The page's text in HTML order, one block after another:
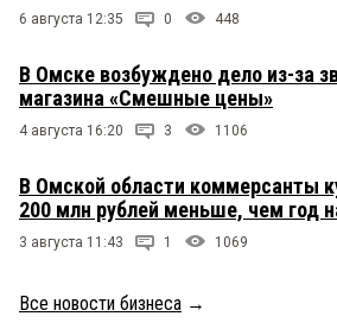
6 августа 12:35 0 448
В Омске возбуждено дело из-за
магазина «Смешные цены»
4 августа 16:20 3 1106
В Омской области коммерсанты
200 млн рублей меньше, чем год
3 августа 11:43 1 1069
Все новости бизнеса →